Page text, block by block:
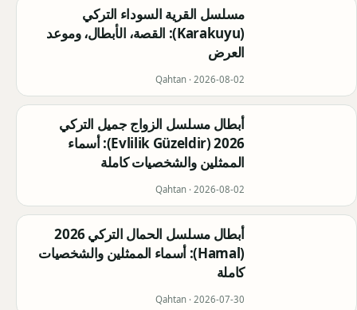
مسلسل القرية السوداء التركي
(Karakuyu): القصة، الأبطال، وموعد
العرض
Qahtan · 2026-08-02
أبطال مسلسل الزواج جميل التركي
2026 (Evlilik Güzeldir): أسماء
الممثلين والشخصيات كاملة
Qahtan · 2026-08-02
أبطال مسلسل الحمال التركي 2026
(Hamal): أسماء الممثلين والشخصيات
كاملة
Qahtan · 2026-07-30